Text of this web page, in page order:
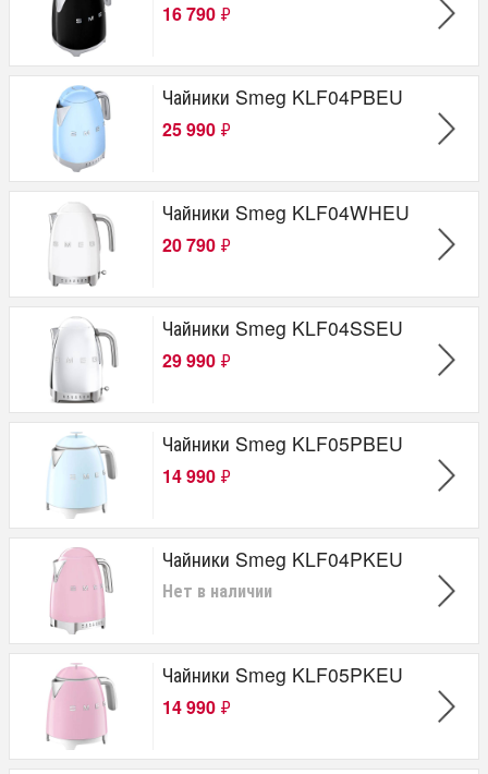
16 790 ₽
Чайники Smeg KLF04PBEU
25 990 ₽
Чайники Smeg KLF04WHEU
20 790 ₽
Чайники Smeg KLF04SSEU
29 990 ₽
Чайники Smeg KLF05PBEU
14 990 ₽
Чайники Smeg KLF04PKEU
Нет в наличии
Чайники Smeg KLF05PKEU
14 990 ₽